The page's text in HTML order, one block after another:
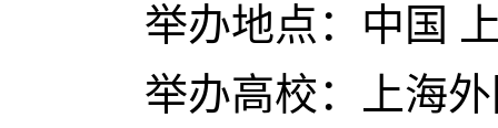
举办地点：中国
举办高校：上海